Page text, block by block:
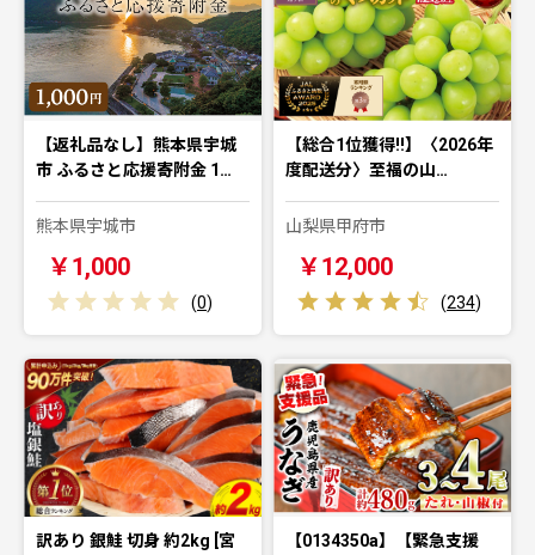
【返礼品なし】熊本県宇城
市 ふるさと応援寄附金 1…
熊本県宇城市
￥1,000
(0)
【総合1位獲得!!】〈2026年
度配送分〉至福の山…
山梨県甲府市
￥12,000
(234)
訳あり 銀鮭 切身 約2kg [宮
【0134350a】【緊急支援